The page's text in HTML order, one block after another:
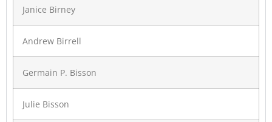
Janice Birney
Andrew Birrell
Germain P. Bisson
Julie Bisson